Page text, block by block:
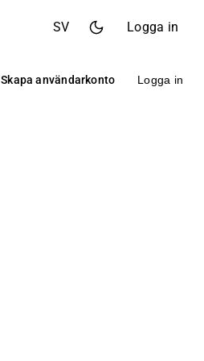
SV Logga in
Skapa användarkonto Logga in